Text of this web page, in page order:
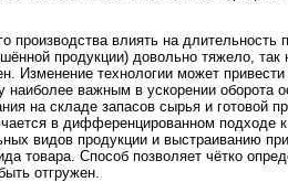
производства влиять на длительность
продукции) довольно тяжело, так
Изменение технологии может
важным в ускорении оборота
на складе запасов сырья и готовой
в дифференцированном подходе
видов продукции и выстраиванию
товара. Способ позволяет чётко
отгружен.